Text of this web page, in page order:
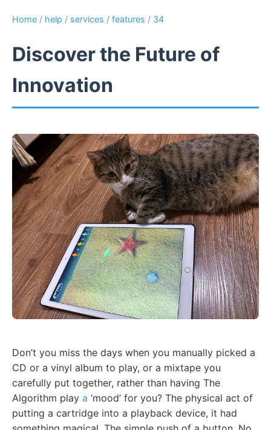
Home / help / services / features / 34
Discover the Future of
Innovation
Don’t you miss the days when you manually picked a
CD or a vinyl album to play, or a mixtape you
carefully put together, rather than having The
Algorithm play a ‘mood’ for you? The physical act of
putting a cartridge into a playback device, it had